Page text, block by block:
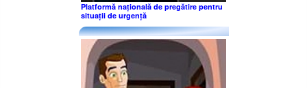
Platformă națională de pregătire pentru
situații de urgență